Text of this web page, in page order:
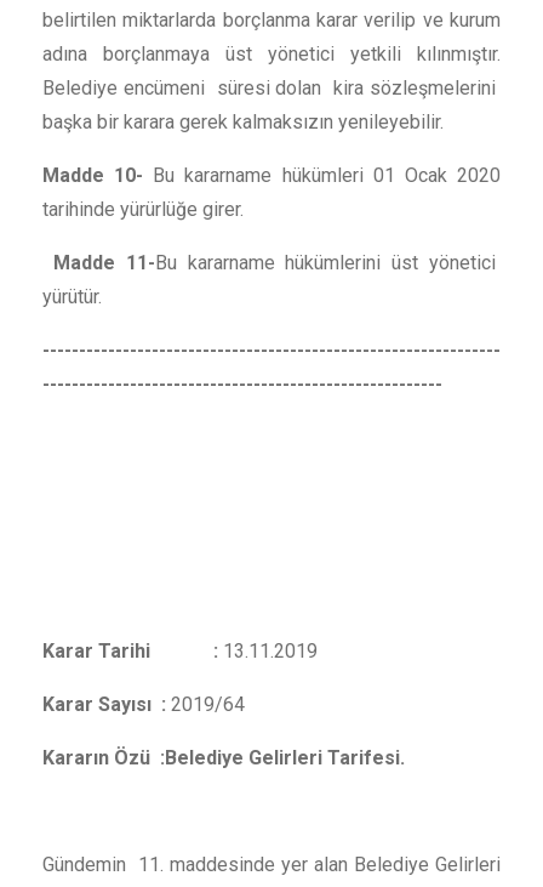
belirtilen miktarlarda borçlanma karar verilip ve kurum
adına borçlanmaya üst yönetici yetkili kılınmıştır.
Belediye encümeni süresi dolan kira sözleşmelerini
başka bir karara gerek kalmaksızın yenileyebilir.
Madde 10- Bu kararname hükümleri 01 Ocak 2020
tarihinde yürürlüğe girer.
Madde 11-Bu kararname hükümlerini üst yönetici
yürütür.
---------------------------------------------------------------
-------------------------------------------------------
Karar Tarihi : 13.11.2019
Karar Sayısı : 2019/64
Kararın Özü :Belediye Gelirleri Tarifesi.
Gündemin 11. maddesinde yer alan Belediye Gelirleri